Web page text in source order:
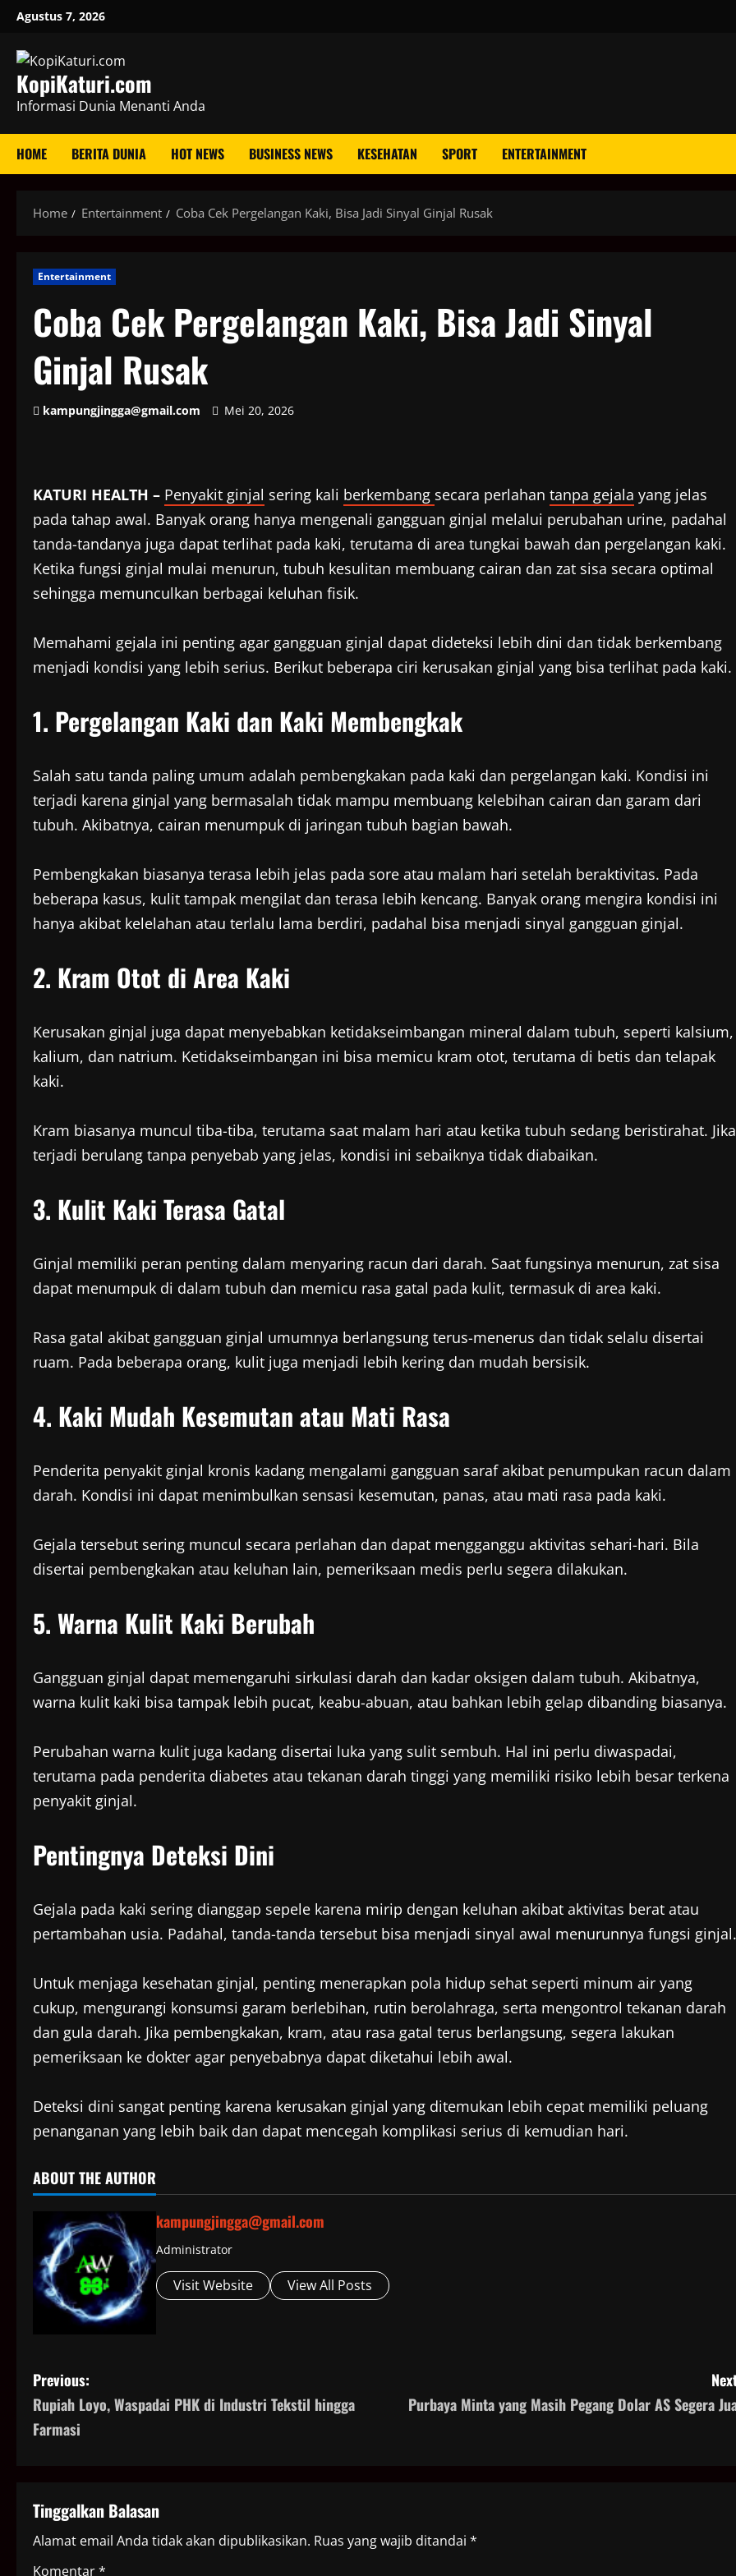
Skip
content
Agustus 7, 2026
KopiKaturi.com
Informasi Dunia Menanti Anda
HOME BERITA DUNIA HOT NEWS BUSINESS NEWS KESEHATAN SPORT ENTERTAINMENT
Home Entertainment Coba Cek Pergelangan Kaki, Bisa Jadi Sinyal Ginjal Rusak
Entertainment
Coba Cek Pergelangan Kaki, Bisa Jadi Sinyal
Ginjal Rusak
kampungjingga@gmail.com Mei 20, 2026
KATURI HEALTH – Penyakit ginjal sering kali berkembang secara perlahan tanpa gejala yang jelas
pada tahap awal. Banyak orang hanya mengenali gangguan ginjal melalui perubahan urine, padahal
tanda-tandanya juga dapat terlihat pada kaki, terutama di area tungkai bawah dan pergelangan kaki.
Ketika fungsi ginjal mulai menurun, tubuh kesulitan membuang cairan dan zat sisa secara optimal
sehingga memunculkan berbagai keluhan fisik.
Memahami gejala ini penting agar gangguan ginjal dapat dideteksi lebih dini dan tidak berkembang
menjadi kondisi yang lebih serius. Berikut beberapa ciri kerusakan ginjal yang bisa terlihat pada kaki.
1. Pergelangan Kaki dan Kaki Membengkak
Salah satu tanda paling umum adalah pembengkakan pada kaki dan pergelangan kaki. Kondisi ini
terjadi karena ginjal yang bermasalah tidak mampu membuang kelebihan cairan dan garam dari
tubuh. Akibatnya, cairan menumpuk di jaringan tubuh bagian bawah.
Pembengkakan biasanya terasa lebih jelas pada sore atau malam hari setelah beraktivitas. Pada
beberapa kasus, kulit tampak mengilat dan terasa lebih kencang. Banyak orang mengira kondisi ini
hanya akibat kelelahan atau terlalu lama berdiri, padahal bisa menjadi sinyal gangguan ginjal.
2. Kram Otot di Area Kaki
Kerusakan ginjal juga dapat menyebabkan ketidakseimbangan mineral dalam tubuh, seperti kalsium,
kalium, dan natrium. Ketidakseimbangan ini bisa memicu kram otot, terutama di betis dan telapak
kaki.
Kram biasanya muncul tiba-tiba, terutama saat malam hari atau ketika tubuh sedang beristirahat. Jika
terjadi berulang tanpa penyebab yang jelas, kondisi ini sebaiknya tidak diabaikan.
3. Kulit Kaki Terasa Gatal
Ginjal memiliki peran penting dalam menyaring racun dari darah. Saat fungsinya menurun, zat sisa
dapat menumpuk di dalam tubuh dan memicu rasa gatal pada kulit, termasuk di area kaki.
Rasa gatal akibat gangguan ginjal umumnya berlangsung terus-menerus dan tidak selalu disertai
ruam. Pada beberapa orang, kulit juga menjadi lebih kering dan mudah bersisik.
4. Kaki Mudah Kesemutan atau Mati Rasa
Penderita penyakit ginjal kronis kadang mengalami gangguan saraf akibat penumpukan racun dalam
darah. Kondisi ini dapat menimbulkan sensasi kesemutan, panas, atau mati rasa pada kaki.
Gejala tersebut sering muncul secara perlahan dan dapat mengganggu aktivitas sehari-hari. Bila
disertai pembengkakan atau keluhan lain, pemeriksaan medis perlu segera dilakukan.
5. Warna Kulit Kaki Berubah
Gangguan ginjal dapat memengaruhi sirkulasi darah dan kadar oksigen dalam tubuh. Akibatnya,
warna kulit kaki bisa tampak lebih pucat, keabu-abuan, atau bahkan lebih gelap dibanding biasanya.
Perubahan warna kulit juga kadang disertai luka yang sulit sembuh. Hal ini perlu diwaspadai,
terutama pada penderita diabetes atau tekanan darah tinggi yang memiliki risiko lebih besar terkena
penyakit ginjal.
Pentingnya Deteksi Dini
Gejala pada kaki sering dianggap sepele karena mirip dengan keluhan akibat aktivitas berat atau
pertambahan usia. Padahal, tanda-tanda tersebut bisa menjadi sinyal awal menurunnya fungsi ginjal.
Untuk menjaga kesehatan ginjal, penting menerapkan pola hidup sehat seperti minum air yang
cukup, mengurangi konsumsi garam berlebihan, rutin berolahraga, serta mengontrol tekanan darah
dan gula darah. Jika pembengkakan, kram, atau rasa gatal terus berlangsung, segera lakukan
pemeriksaan ke dokter agar penyebabnya dapat diketahui lebih awal.
Deteksi dini sangat penting karena kerusakan ginjal yang ditemukan lebih cepat memiliki peluang
penanganan yang lebih baik dan dapat mencegah komplikasi serius di kemudian hari.
ABOUT THE AUTHOR
kampungjingga@gmail.com
Administrator
Visit Website View All Posts
P
o
n
a
Previous:
Rupiah Loyo, Waspadai PHK di Industri Tekstil hingga
Farmasi
Purbaya Minta yang Masih Pegang Dolar AS Segera
Tinggalkan Balasan
Alamat email Anda tidak akan dipublikasikan. Ruas yang wajib ditandai *
Komentar*